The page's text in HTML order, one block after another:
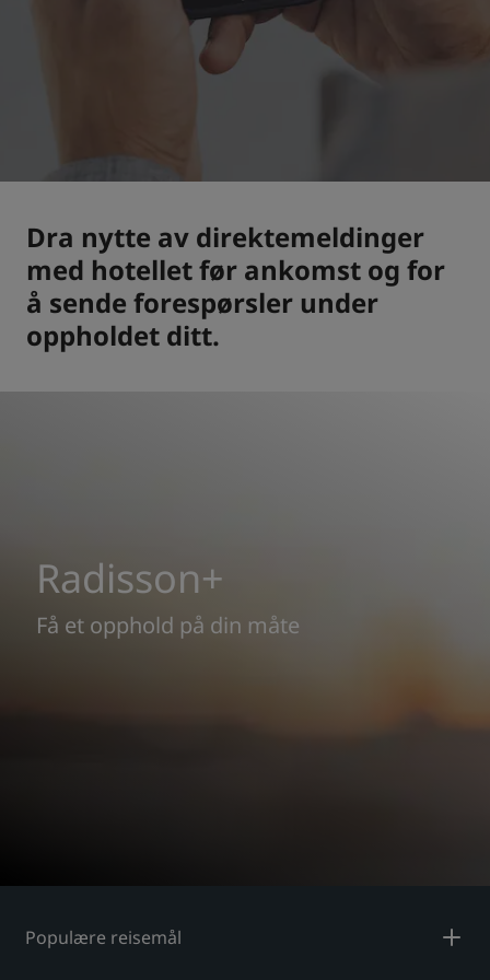
Park Inn by Radisson
Tilknyttede merker i Kina
Jin Jiang
Dra nytte av direktemeldinger
med hotellet før ankomst og for
å sende forespørsler under
oppholdet ditt.
Radisson+
Få et opphold på din måte
Populære reisemål